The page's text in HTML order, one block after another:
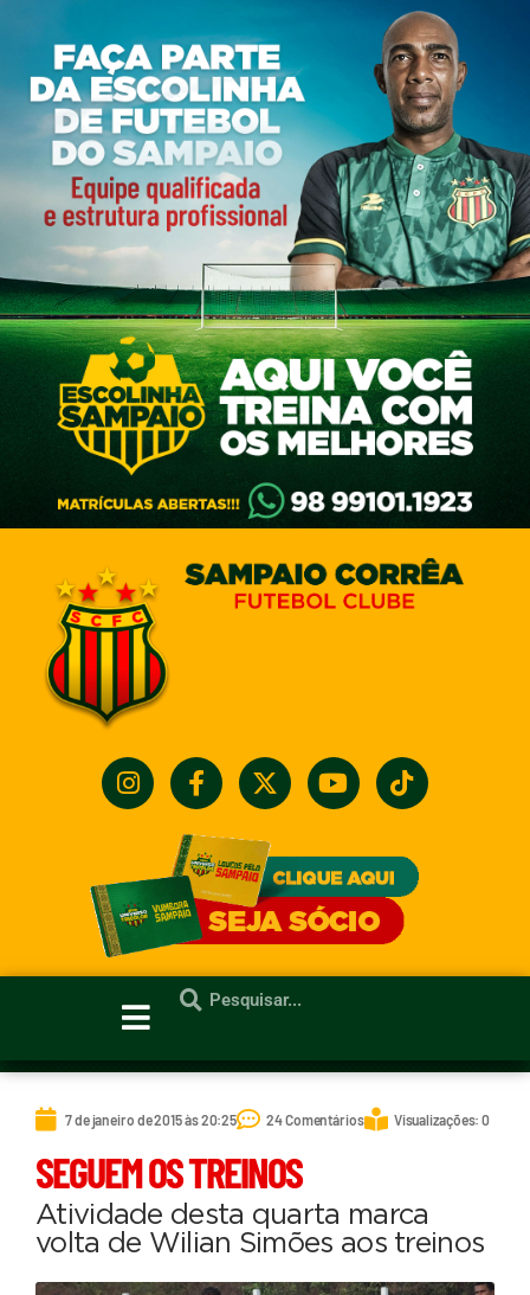
7 de janeiro de 2015 às 20:25 24 Comentários Visualizações: 0
SEGUEM OS TREINOS
Atividade desta quarta marca
volta de Wilian Simões aos treinos